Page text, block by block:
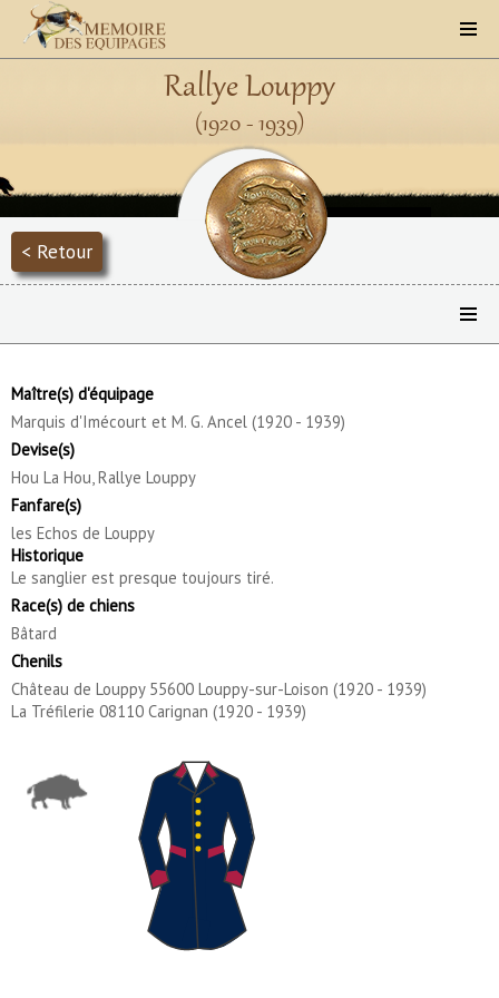
Rallye Louppy
(1920 - 1939)
< Retour
Maître(s) d'équipage
Marquis d'Imécourt et M. G. Ancel (1920 - 1939)
Devise(s)
Hou La Hou, Rallye Louppy
Fanfare(s)
les Echos de Louppy
Historique
Le sanglier est presque toujours tiré.
Race(s) de chiens
Bâtard
Chenils
Château de Louppy 55600 Louppy-sur-Loison (1920 - 1939)
La Tréfilerie 08110 Carignan (1920 - 1939)